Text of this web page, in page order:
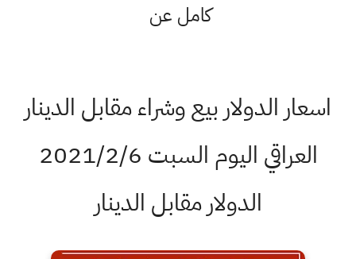
كامل عن
اسعار الدولار بيع وشراء مقابل الدينار
العراقي اليوم السبت 2021/2/6
الدولار مقابل الدينار